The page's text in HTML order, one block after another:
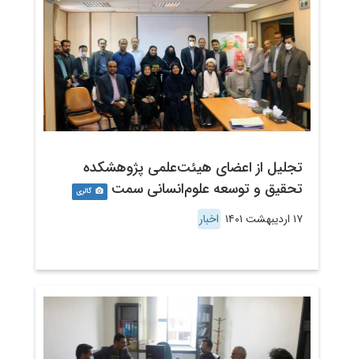
تجلیل از اعضای هیئت‌علمی پژوهشکده
تحقیق و توسعه علوم‌انسانی سمت
گالری
۱۷ اردیبهشت ۱۴۰۱ اخبار